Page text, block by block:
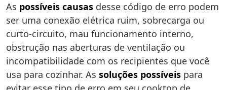
As possíveis causas desse código de erro podem
ser uma conexão elétrica ruim, sobrecarga ou
curto-circuito, mau funcionamento interno,
obstrução nas aberturas de ventilação ou
incompatibilidade com os recipientes que você
usa para cozinhar. As soluções possíveis para